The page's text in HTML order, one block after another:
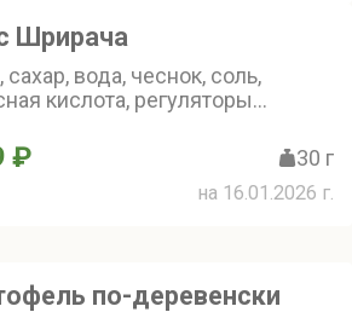
Шрирача
сахар, вода, чеснок, соль,
кислота, регуляторы
₽ 30 г
на 16.01.2026 г.
по-деревенски